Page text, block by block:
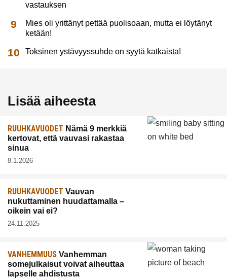
vastauksen
Mies oli yrittänyt pettää puolisoaan, mutta ei löytänyt
ketään!
Toksinen ystävyyssuhde on syytä katkaista!
Lisää aiheesta
RUUHKAVUODET Nämä 9 merkkiä
kertovat, että vauvasi rakastaa
sinua
8.1.2026
RUUHKAVUODET Vauvan
nukuttaminen huudattamalla –
oikein vai ei?
24.11.2025
VANHEMMUUS Vanhemman
somejulkaisut voivat aiheuttaa
lapselle ahdistusta